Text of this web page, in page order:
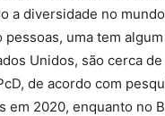
a diversidade no
pessoas, uma tem
Unidos, são cerca
de acordo com
em 2020, enquanto no